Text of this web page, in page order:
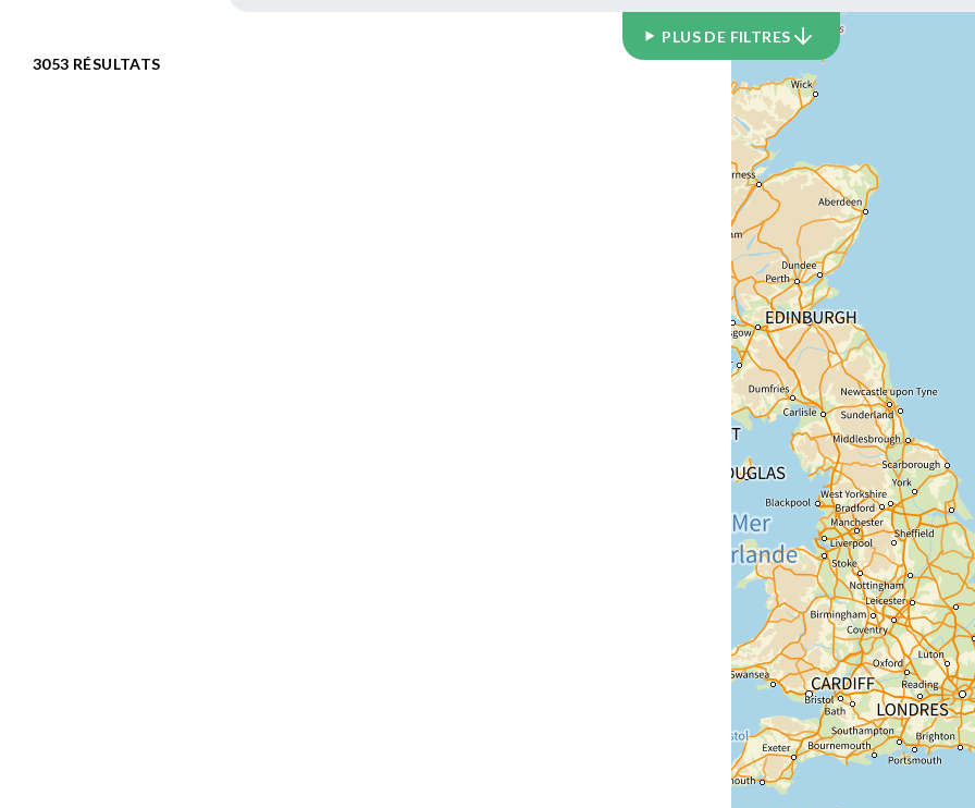
PLUS DE FILTRES
3053 RÉSULTATS